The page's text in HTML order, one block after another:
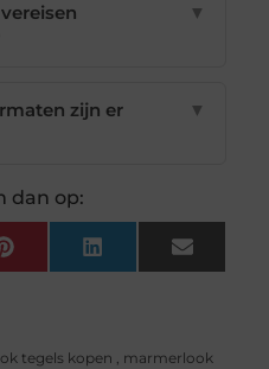
▼
zijn er
▼
dan op:
Pinterest LinkedIn Email
tegels kopen , marmerlook